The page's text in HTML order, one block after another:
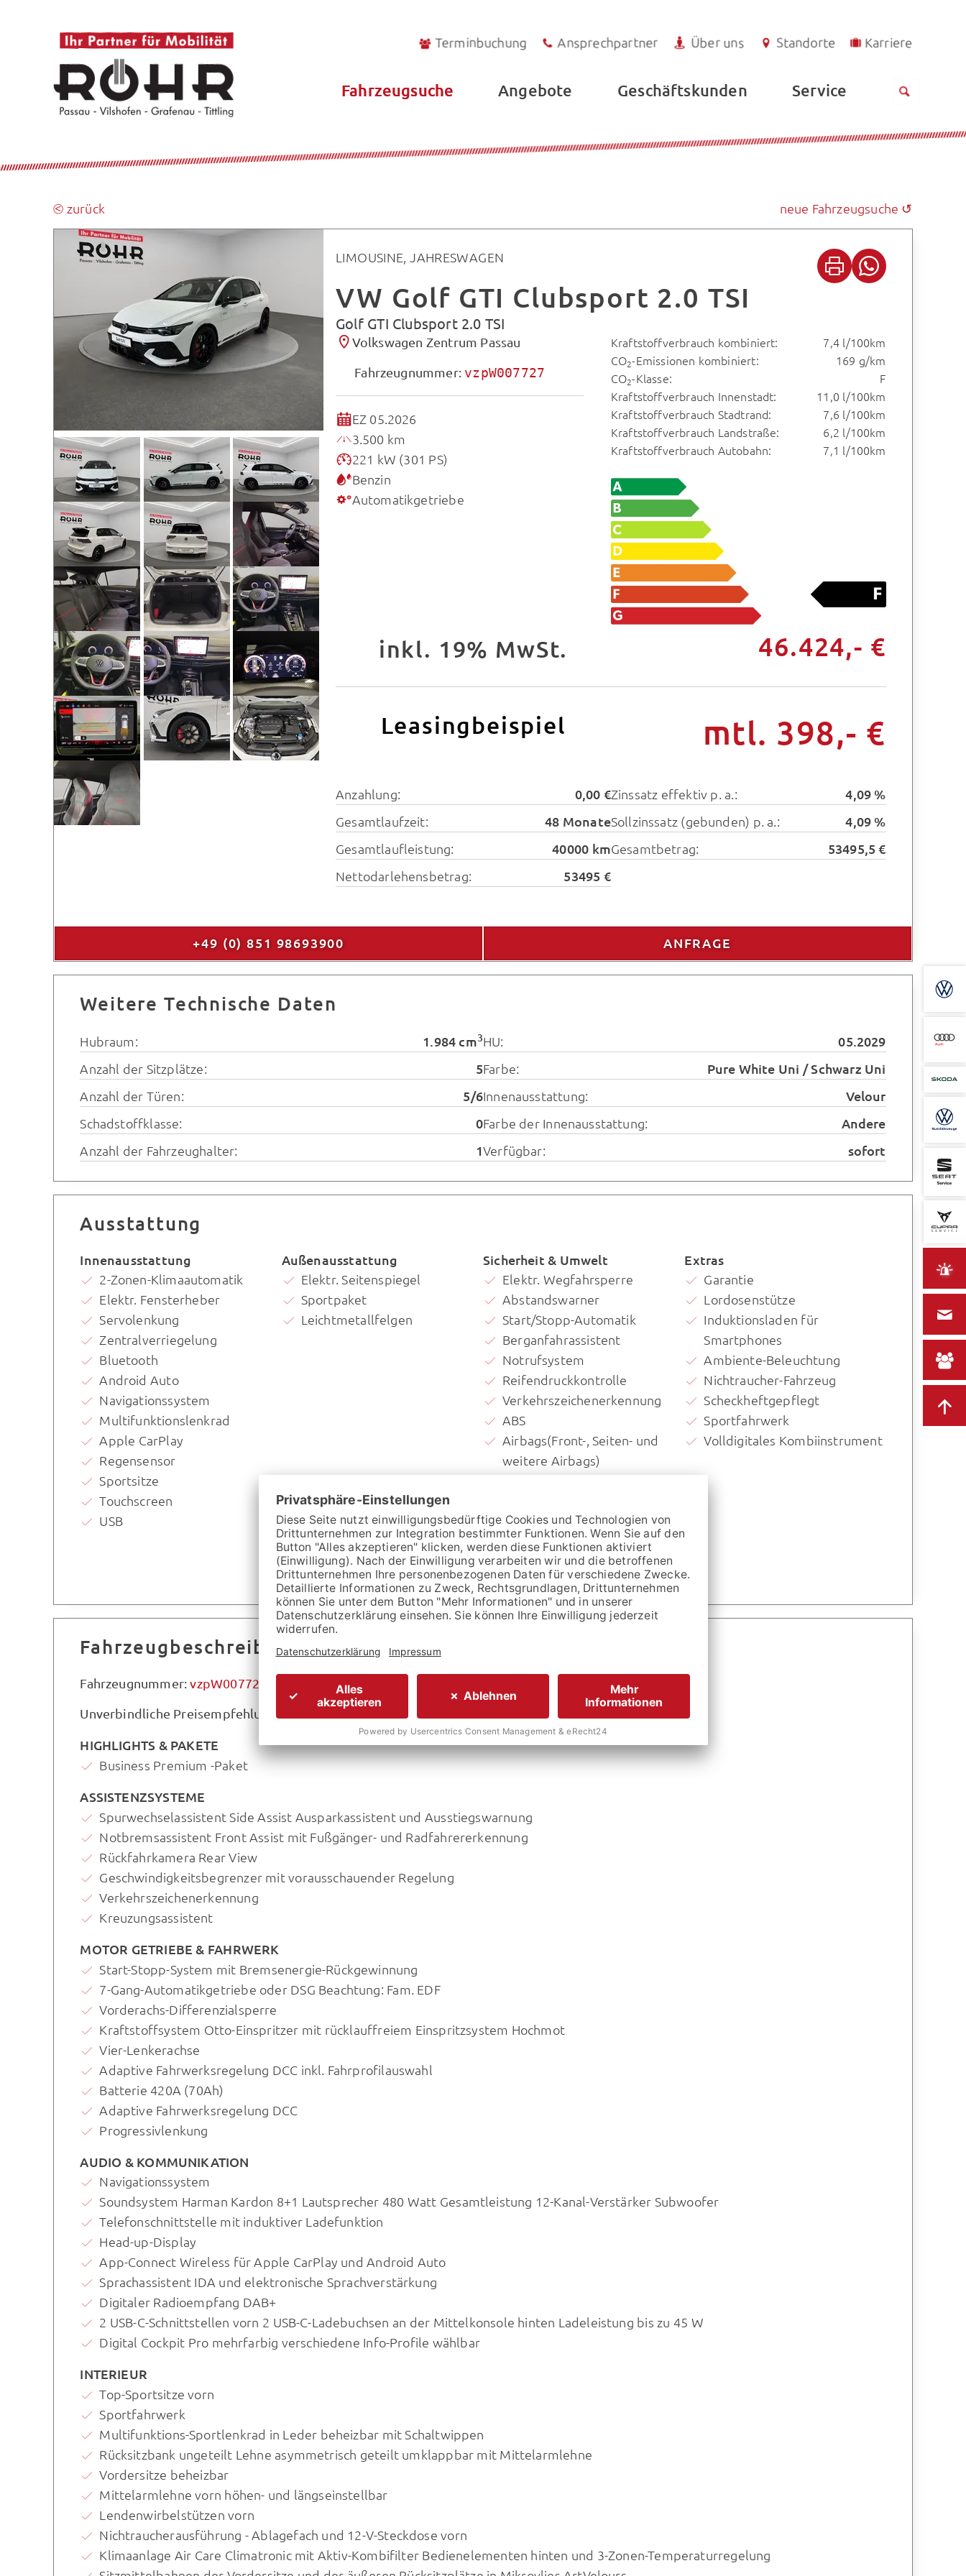
Terminbuchung Ansprechpartner Über uns Standorte Karriere
Fahrzeugsuche Angebote Geschäftskunden Service
⧀ zurück neue Fahrzeugsuche ↺
LIMOUSINE, JAHRESWAGEN
VW Golf GTI Clubsport 2.0 TSI
Golf GTI Clubsport 2.0 TSI
Volkswagen Zentrum Passau
Fahrzeugnummer: vzpW007727
EZ 05.2026
3.500 km
221 kW (301 PS)
Benzin
Automatikgetriebe
Kraftstoffverbrauch kombiniert:
7,4 l/100km
CO2-Emissionen kombiniert:
169 g/km
CO2-Klasse:
F
Kraftstoffverbrauch Innenstadt:
11,0 l/100km
Kraftstoffverbrauch Stadtrand:
7,6 l/100km
Kraftstoffverbrauch Landstraße:
6,2 l/100km
Kraftstoffverbrauch Autobahn:
7,1 l/100km
inkl. 19% MwSt. 46.424,- €
Leasingbeispiel mtl. 398,- €
Anzahlung:
0,00 €
Gesamtlaufzeit:
48 Monate
Gesamtlaufleistung:
40000 km
Nettodarlehensbetrag:
53495 €
Zinssatz effektiv p. a.:
4,09 %
Sollzinssatz (gebunden) p. a.:
4,09 %
Gesamtbetrag:
53495,5 €
+49 (0) 851 98693900 ANFRAGE
Weitere Technische Daten
Hubraum: 1.984 cm3
Anzahl der Sitzplätze:
5
Anzahl der Türen:
5/6
Schadstoffklasse:
0
Anzahl der Fahrzeughalter:
1
HU:
05.2029
Farbe:
Pure White Uni / Schwarz Uni
Innenausstattung:
Velour
Farbe der Innenausstattung:
Andere
Verfügbar:
sofort
Ausstattung
Innenausstattung
2-Zonen-Klimaautomatik
Elektr. Fensterheber
Servolenkung
Zentralverriegelung
Bluetooth
Android Auto
Navigationssystem
Multifunktionslenkrad
Apple CarPlay
Regensensor
Sportsitze
Touchscreen
USB
Außenausstattung
Elektr. Seitenspiegel
Sportpaket
Leichtmetallfelgen
Sicherheit & Umwelt
Elektr. Wegfahrsperre
Abstandswarner
Start/Stopp-Automatik
Berganfahrassistent
Notrufsystem
Reifendruckkontrolle
Verkehrszeichenerkennung
ABS
Airbags(Front-, Seiten- und
weitere Airbags)
Müdigkeitswarner
ESP
Lichtsensor
Notbremsassistent
Extras
Garantie
Lordosenstütze
Induktionsladen für
Smartphones
Ambiente-Beleuchtung
Nichtraucher-Fahrzeug
Scheckheftgepflegt
Sportfahrwerk
Volldigitales Kombiinstrument
Fahrzeugbeschreibung
Fahrzeugnummer:vzpW007727
Unverbindliche Preisempfehlung des Herstellers:
59.495,- €
HIGHLIGHTS & PAKETE
Business Premium -Paket
ASSISTENZSYSTEME
Spurwechselassistent Side Assist Ausparkassistent und Ausstiegswarnung
Notbremsassistent Front Assist mit Fußgänger- und Radfahrererkennung
Rückfahrkamera Rear View
Geschwindigkeitsbegrenzer mit vorausschauender Regelung
Verkehrszeichenerkennung
Kreuzungsassistent
MOTOR GETRIEBE & FAHRWERK
Start-Stopp-System mit Bremsenergie-Rückgewinnung
7-Gang-Automatikgetriebe oder DSG Beachtung: Fam. EDF
Vorderachs-Differenzialsperre
Kraftstoffsystem Otto-Einspritzer mit rücklauffreiem Einspritzsystem Hochmot
Vier-Lenkerachse
Adaptive Fahrwerksregelung DCC inkl. Fahrprofilauswahl
Batterie 420A (70Ah)
Adaptive Fahrwerksregelung DCC
Progressivlenkung
AUDIO & KOMMUNIKATION
Navigationssystem
Soundsystem Harman Kardon 8+1 Lautsprecher 480 Watt Gesamtleistung 12-Kanal-Verstärker Subwoofer
Telefonschnittstelle mit induktiver Ladefunktion
Head-up-Display
App-Connect Wireless für Apple CarPlay und Android Auto
Sprachassistent IDA und elektronische Sprachverstärkung
Digitaler Radioempfang DAB+
2 USB-C-Schnittstellen vorn 2 USB-C-Ladebuchsen an der Mittelkonsole hinten Ladeleistung bis zu 45 W
Digital Cockpit Pro mehrfarbig verschiedene Info-Profile wählbar
INTERIEUR
Top-Sportsitze vorn
Sportfahrwerk
Multifunktions-Sportlenkrad in Leder beheizbar mit Schaltwippen
Rücksitzbank ungeteilt Lehne asymmetrisch geteilt umklappbar mit Mittelarmlehne
Vordersitze beheizbar
Mittelarmlehne vorn höhen- und längseinstellbar
Lendenwirbelstützen vorn
Nichtraucherausführung - Ablagefach und 12-V-Steckdose vorn
Klimaanlage Air Care Climatronic mit Aktiv-Kombifilter Bedienelementen hinten und 3-Zonen-Temperaturregelung